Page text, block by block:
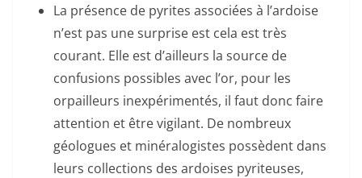
La présence de pyrites associées à l’ardoise
n’est pas une surprise est cela est très
courant. Elle est d’ailleurs la source de
confusions possibles avec l’or, pour les
orpailleurs inexpérimentés, il faut donc faire
attention et être vigilant. De nombreux
géologues et minéralogistes possèdent dans
leurs collections des ardoises pyriteuses,